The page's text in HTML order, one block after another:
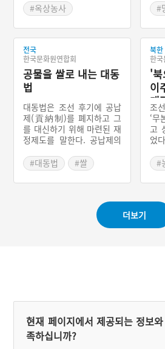
국민의 먹을거리를 생산하
는 산업에서 이젠 먹을거리
는 물론 건강과 환경개선 및
교육이나 공동체 회복 등 도
시민들이 삶의 질 향상을 위
해 꼭 필요한 산업으로 바뀌
고 있다.
#옥상농사
말
所,
부
났
난’
#
전국
한국문화원연합회
공물을 쌀로 내는 대동
법
대동법은 조선 후기에 공납
제(貢納制)를 폐지하고 그
를 대신하기 위해 마련된 재
정제도를 말한다. 공납제의
들고 이에 따라 방납이 성행
하며 가호에 따라 세금을 징
수하던 것을 보완한 것이다.
신 쌀을 토지에 내도록 하면
서 농민의 부담이 줄어드는
효과를 일시적이나마 거두
#대동법
#쌀
북한
한국
'북
이
개
조
‘무
고
었
간
북
개
을
로
#
더보기
현재 페이지에서 제공되는 정보
족하십니까?